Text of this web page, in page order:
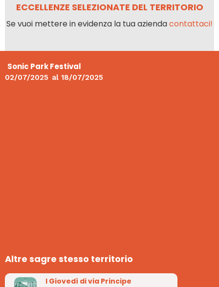
ECCELLENZE SELEZIONATE DEL TERRITORIO
Se vuoi mettere in evidenza la tua aziendacontattaci!
Sonic Park Festival
02/07/2025 al 18/07/2025
Altre sagre stesso territorio
I Giovedì di via Principe